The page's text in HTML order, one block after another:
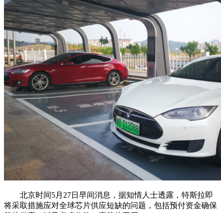
北京时间5月27日早间消息，据知情人士透露，特斯拉即
将采取措施应对全球芯片供应短缺的问题，包括预付资金确保